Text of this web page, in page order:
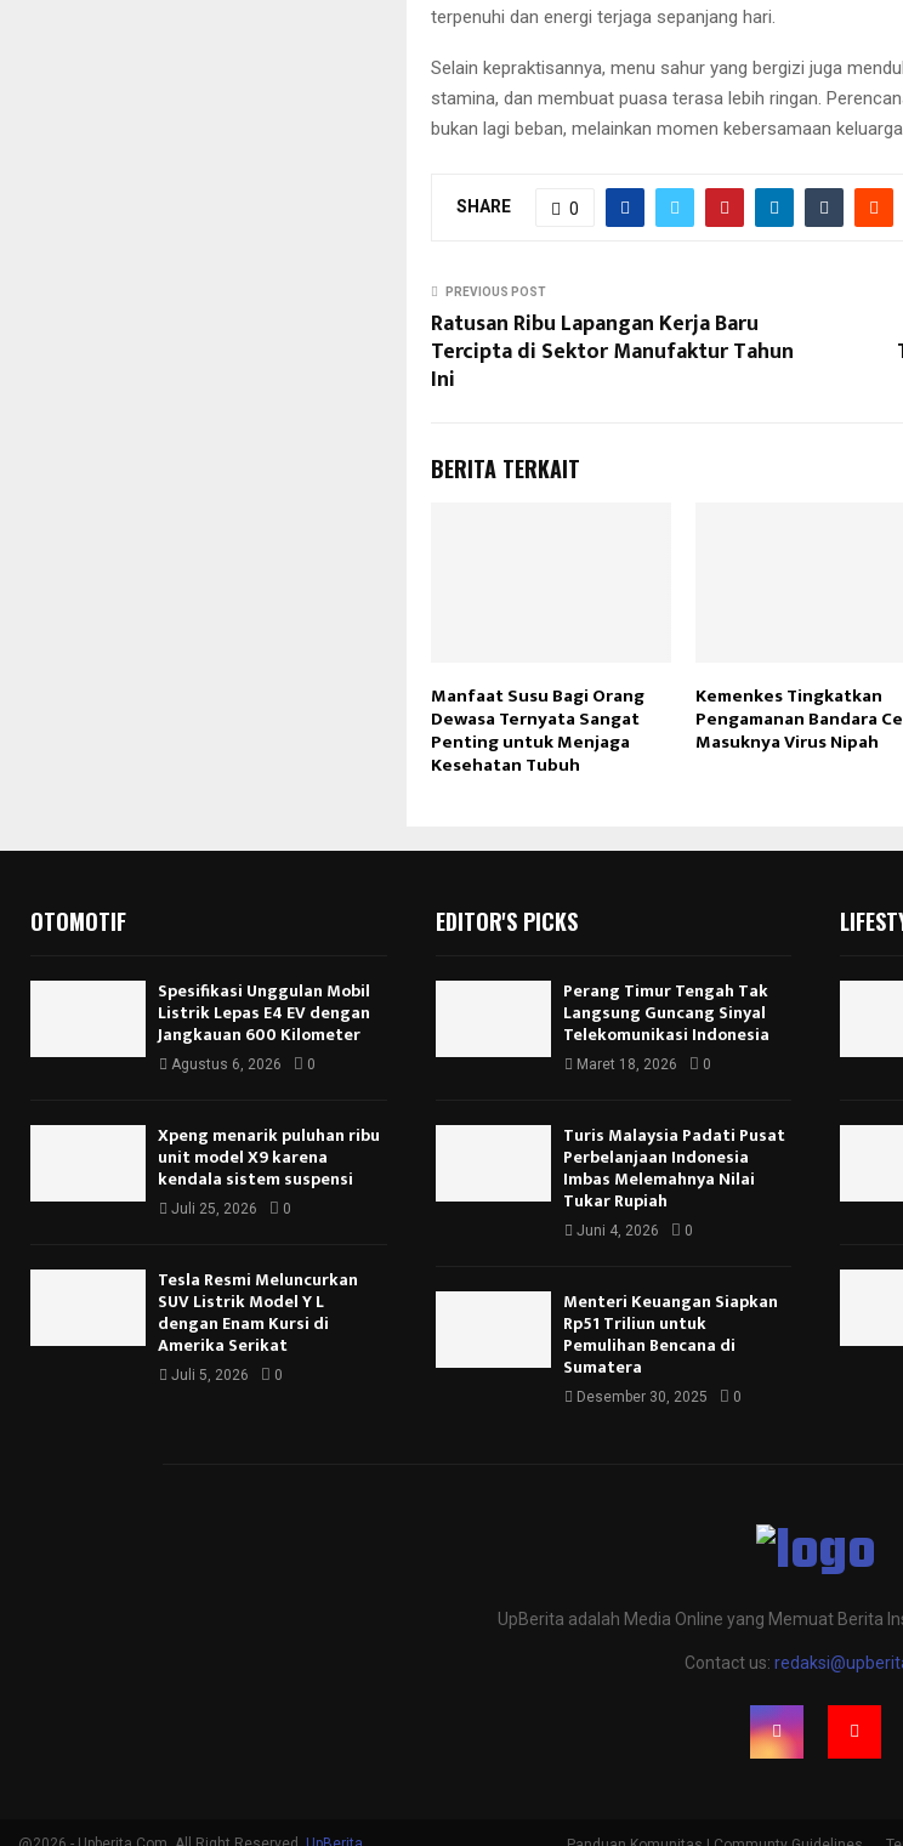
terpenuhi dan energi terjaga sepanjang hari.
Selain kepraktisannya, menu sahur yang bergizi juga
stamina, dan membuat puasa terasa lebih ringan.
bukan lagi beban, melainkan momen kebersamaan
SHARE 0
PREVIOUS POST
Ratusan Ribu Lapangan Kerja Baru
Tercipta di Sektor Manufaktur Tahun
Ini
BERITA TERKAIT
Manfaat Susu Bagi Orang
Dewasa Ternyata Sangat
Penting untuk Menjaga
Kesehatan Tubuh
Kemenkes Tingkatkan
Pengamanan Bandara
Masuknya Virus Nipah
OTOMOTIF
Spesifikasi Unggulan Mobil
Listrik Lepas E4 EV dengan
Jangkauan 600 Kilometer
Agustus 6, 2026 0
Xpeng menarik puluhan ribu
unit model X9 karena
kendala sistem suspensi
Juli 25, 2026 0
Tesla Resmi Meluncurkan
SUV Listrik Model Y L
dengan Enam Kursi di
Amerika Serikat
Juli 5, 2026 0
EDITOR'S PICKS
Perang Timur Tengah Tak
Langsung Guncang Sinyal
Telekomunikasi Indonesia
Maret 18, 2026 0
Turis Malaysia Padati Pusat
Perbelanjaan Indonesia
Imbas Melemahnya Nilai
Tukar Rupiah
Juni 4, 2026 0
Menteri Keuangan Siapkan
Rp51 Triliun untuk
Pemulihan Bencana di
Sumatera
Desember 30, 2025 0
UpBerita adalah Media Online yang Memuat Berita
Contact us: